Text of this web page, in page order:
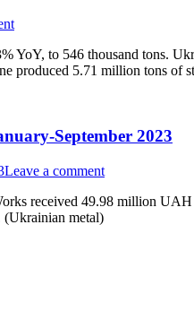
YoY, to 546 thousand tons.
produced 5.71 million tons of
September 2023
Leave a comment
received 49.98 million
metal)